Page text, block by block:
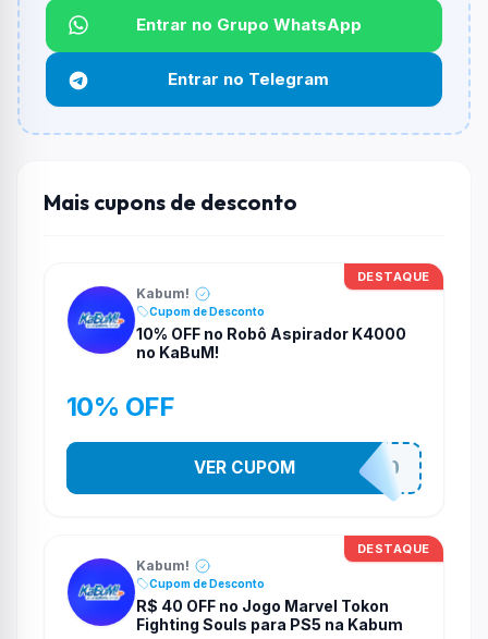
Qual é o desconto máximo?
Não informado ou sem limite.
Funciona em qualquer produto?
Não necessariamente. Depende de itens participantes
e alguns vendedores ou produtos especificos podem
Entrar no Grupo WhatsApp
Entrar no Telegram
Mais cupons de desconto
DESTAQUE
Kabum!
Cupom de Desconto
10% OFF no Robô Aspirador K4000
no KaBuM!
10% OFF
VEMDEROBO
VER CUPOM
DESTAQUE
Kabum!
Cupom de Desconto
R$ 40 OFF no Jogo Marvel Tokon
Fighting Souls para PS5 na Kabum